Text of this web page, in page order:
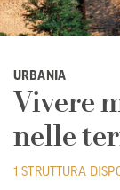
URBANIA
Vivere
nelle
1 STRUTTURA